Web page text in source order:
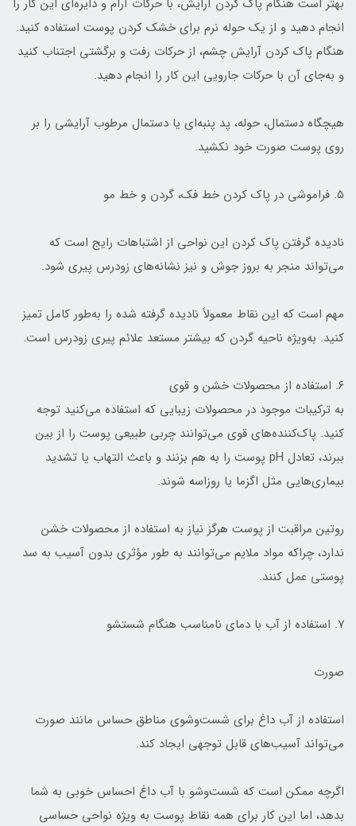
انجام دهید و از یک حوله نرم برای خشک کردن پوست استفاده کنید.
هنگام پاک کردن آرایش چشم، از حرکات رفت و برگشتی اجتناب کنید
و به‌جای آن با حرکات جارویی این کار را انجام دهید.
هیچگاه دستمال، حوله، پد پنبه‌ای یا دستمال مرطوب آرایشی را بر
روی پوست صورت خود نکشید.
۵. فراموشی در پاک کردن خط فک، گردن و خط مو
نادیده گرفتن پاک کردن این نواحی از اشتباهات رایج است که
می‌تواند منجر به بروز جوش و نیز نشانه‌های زودرس پیری شود.
مهم است که این نقاط معمولاً نادیده گرفته شده را به‌طور کامل تمیز
کنید. به‌ویژه ناحیه گردن که بیشتر مستعد علائم پیری زودرس است.
۶. استفاده از محصولات خشن و قوی
به ترکیبات موجود در محصولات زیبایی که استفاده می‌کنید توجه
کنید. پاک‌کننده‌های قوی می‌توانند چربی طبیعی پوست را از بین
ببرند، تعادل pH پوست را به هم بزنند و باعث التهاب یا تشدید
بیماری‌هایی مثل اگزما یا روزاسه شوند.
روتین مراقبت از پوست هرگز نیاز به استفاده از محصولات خشن
ندارد، چراکه مواد ملایم می‌توانند به طور مؤثری بدون آسیب به سد
پوستی عمل کنند.
۷. استفاده از آب با دمای نامناسب هنگام شستشو
صورت
استفاده از آب داغ برای شست‌وشوی مناطق حساس مانند صورت
می‌تواند آسیب‌های قابل توجهی ایجاد کند.
اگرچه ممکن است که شست‌وشو با آب داغ احساس خوبی به شما
بدهد، اما این کار برای همه نقاط پوست به ویژه نواحی حساسی